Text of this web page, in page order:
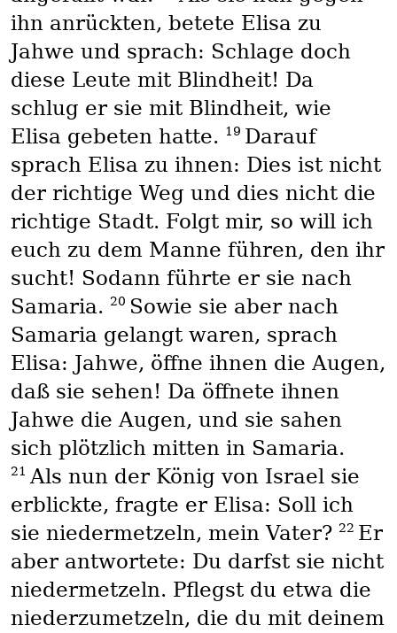
ihn anrückten, betete Elisa zu
Jahwe und sprach: Schlage doch
diese Leute mit Blindheit! Da
schlug er sie mit Blindheit, wie
Elisa gebeten hatte. 19 Darauf
sprach Elisa zu ihnen: Dies ist nicht
der richtige Weg und dies nicht die
richtige Stadt. Folgt mir, so will ich
euch zu dem Manne führen, den ihr
sucht! Sodann führte er sie nach
Samaria. 20 Sowie sie aber nach
Samaria gelangt waren, sprach
Elisa: Jahwe, öffne ihnen die Augen,
daß sie sehen! Da öffnete ihnen
Jahwe die Augen, und sie sahen
sich plötzlich mitten in Samaria.
21 Als nun der König von Israel sie
erblickte, fragte er Elisa: Soll ich
sie niedermetzeln, mein Vater? 22 Er
aber antwortete: Du darfst sie nicht
niedermetzeln. Pflegst du etwa die
niederzumetzeln, die du mit deinem